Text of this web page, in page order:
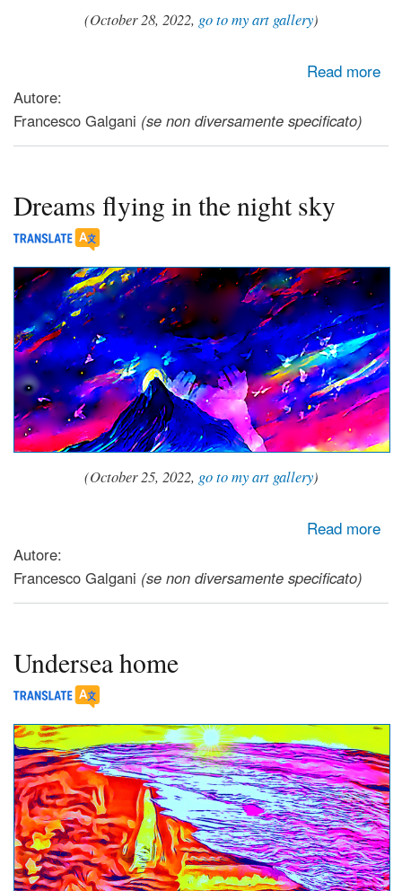
(October 28, 2022, go to my art gallery)
Read more
Autore:
Francesco Galgani (se non diversamente specificato)
Dreams flying in the night sky
(October 25, 2022, go to my art gallery)
Read more
Autore:
Francesco Galgani (se non diversamente specificato)
Undersea home